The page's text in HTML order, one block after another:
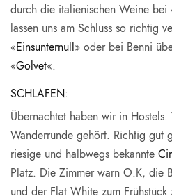
durch die italienischen Weine bei
lassen uns am Schluss so richtig
«Einsunternull» oder bei Benni
«Golvet«.
SCHLAFEN:
Übernachtet haben wir in
Wanderrunde gehört. Richtig gut
riesige und halbwegs bekannte
Platz. Die Zimmer warn O.K, die
und der Flat White zum